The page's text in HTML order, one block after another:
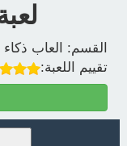
القسم:
العاب ذكاء
تقييم اللعبة: